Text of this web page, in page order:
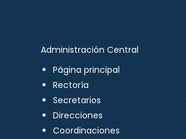
Administración Central
Página principal
Rectoría
Secretarios
Direcciones
Coordinaciones